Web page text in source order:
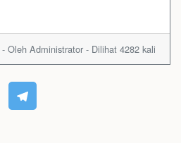
Oleh Administrator - Dilihat 4282 kali